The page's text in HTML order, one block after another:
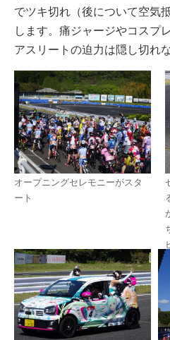
でツキ切れ（後について空気
します。痛ジャージやコスプ
アスリートの迫力は隠し切れ
オープニングセレモニーがスタ
ート